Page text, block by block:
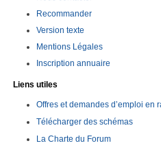
Recommander
Version texte
Mentions Légales
Inscription annuaire
Liens utiles
Offres et demandes d’emploi en
Télécharger des schémas
La Charte du Forum